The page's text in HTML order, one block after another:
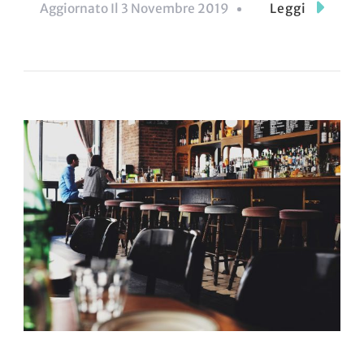
Aggiornato Il 3 Novembre 2019 Leggi